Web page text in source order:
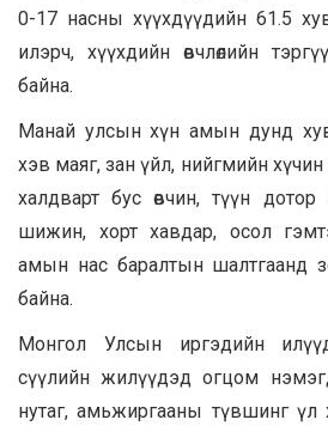
0-17 насны хүүхдүүдийн 61.5
илэрч, хүүхдийн өвчлөлийн
байна.
Манай улсын хүн амын дунд
хэв маяг, зан үйл, нийгмийн
халдварт бус өвчин, түүн
шижин, хорт хавдар, осол
амын нас баралтын шалтгаанд
байна.
Монгол Улсын иргэдийн
сүүлийн жилүүдэд огцом
нутаг, амьжиргааны түвшинг үл